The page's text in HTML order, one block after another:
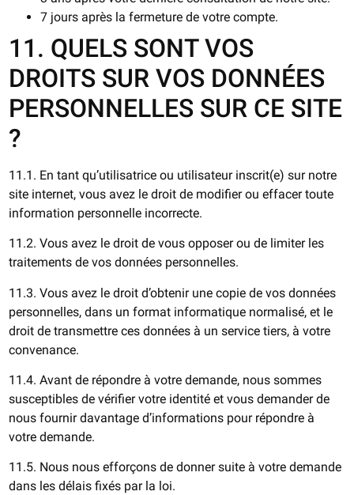
7 jours après la fermeture de votre compte.
11. QUELS SONT VOS
DROITS SUR VOS DONNÉES
PERSONNELLES SUR CE SITE
?
11.1. En tant qu’utilisatrice ou utilisateur inscrit(e) sur notre
site internet, vous avez le droit de modifier ou effacer toute
information personnelle incorrecte.
11.2. Vous avez le droit de vous opposer ou de limiter les
traitements de vos données personnelles.
11.3. Vous avez le droit d’obtenir une copie de vos données
personnelles, dans un format informatique normalisé, et le
droit de transmettre ces données à un service tiers, à votre
convenance.
11.4. Avant de répondre à votre demande, nous sommes
susceptibles de vérifier votre identité et vous demander de
nous fournir davantage d’informations pour répondre à
votre demande.
11.5. Nous nous efforçons de donner suite à votre demande
dans les délais fixés par la loi.